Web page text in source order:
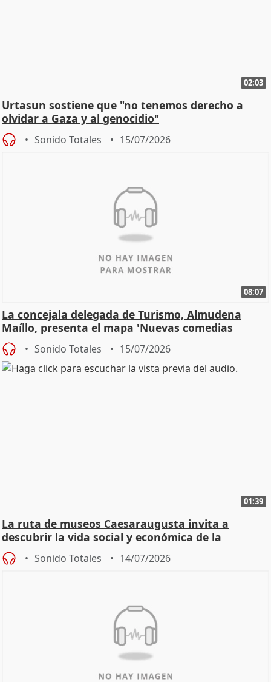
02:03
Urtasun sostiene que "no tenemos derecho a
olvidar a Gaza y al genocidio"
Sonido Totales 15/07/2026
08:07
La concejala delegada de Turismo, Almudena
Maíllo, presenta el mapa 'Nuevas comedias
madrileñas'
Sonido Totales 15/07/2026
01:39
La ruta de museos Caesaraugusta invita a
descubrir la vida social y económica de la
Zaragoza ro
Sonido Totales 14/07/2026